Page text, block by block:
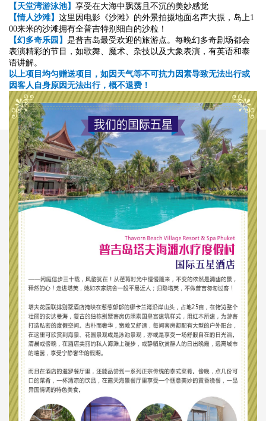
【天堂湾游泳池】 享受在大海中飘荡且不沉的美妙感觉
【情人沙滩】 这里因电影《沙滩》的外景拍摄地面名声大振，岛上1
00来米的沙滩拥有全普吉特别细白的沙粒！
【幻多奇乐园】 是普吉岛最受欢迎的旅游点。每晚幻多奇剧场都会
表演精彩的节目，如歌舞、魔术、杂技以及大象表演，有英语和泰
语讲解。
以上项目均匀赠送项目，如因天气等不可抗力因素导致无法出行或
因客人自身原因无法出行，概不退费！